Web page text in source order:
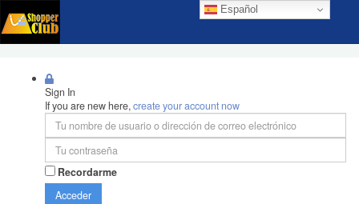
Español
Sign In
If you are new here,create your account now
Recordarme
Acceder